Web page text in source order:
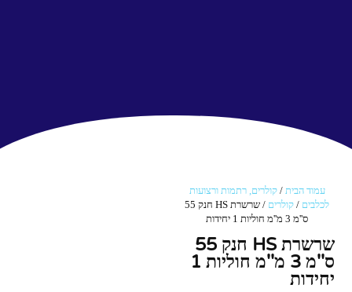
עמוד הבית /קולרים, רתמות ורצועות
לכלבים / קולרים
/ שרשרת HS חנק 55
ס''מ 3 מ''מ חוליות 1 יחידות
שרשרת HS חנק 55
ס''מ 3 מ''מ חוליות 1
יחידות